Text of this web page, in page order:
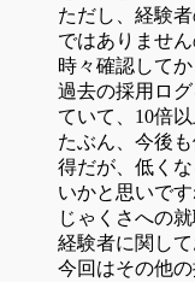
ただし、経験
ではありませ
時々確認して
過去の採用ロ
ていて、10倍
たぶん、今後
得だが、低く
いかと思いです
じゃくさへの
経験者に関して
今回はその他の